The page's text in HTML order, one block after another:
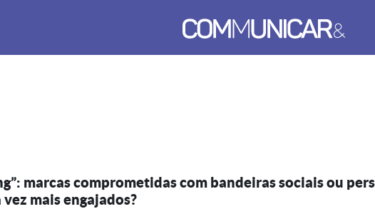
marcas comprometidas com bandeiras sociais ou
mais engajados?